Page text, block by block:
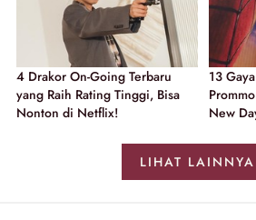
4 Drakor On-Going Terbaru
yang Raih Rating Tinggi, Bisa
Nonton di Netflix!
13
New
LIHAT LAINNYA